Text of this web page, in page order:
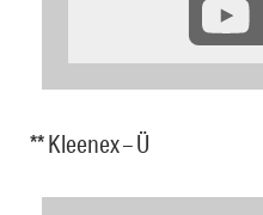
** Kleenex – Ü